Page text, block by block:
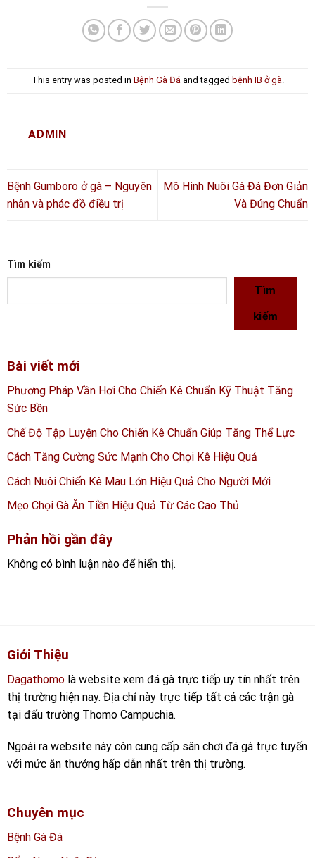
This entry was posted in Bệnh Gà Đáand tagged bệnh IB ở gà.
ADMIN
Bệnh Gumboro ở gà – Nguyên
nhân và phác đồ điều trị
Mô Hình Nuôi Gà Đá Đơn Giản
Và Đúng Chuẩn
Tìm kiếm
Tìm
kiếm
Bài viết mới
Phương Pháp Vần Hơi Cho Chiến Kê Chuẩn Kỹ Thuật Tăng
Sức Bền
Chế Độ Tập Luyện Cho Chiến Kê Chuẩn Giúp Tăng Thể Lực
Cách Tăng Cường Sức Mạnh Cho Chọi Kê Hiệu Quả
Cách Nuôi Chiến Kê Mau Lớn Hiệu Quả Cho Người Mới
Mẹo Chọi Gà Ăn Tiền Hiệu Quả Từ Các Cao Thủ
Phản hồi gần đây
Không có bình luận nào để hiển thị.
Giới Thiệu
Dagathomo là website xem đá gà trực tiếp uy tín nhất trên
thị trường hiện nay. Địa chỉ này trực tiếp tất cả các trận gà
tại đấu trường Thomo Campuchia.
Ngoài ra website này còn cung cấp sân chơi đá gà trực tuyến
với mức ăn thưởng hấp dẫn nhất trên thị trường.
Chuyên mục
Bệnh Gà Đá